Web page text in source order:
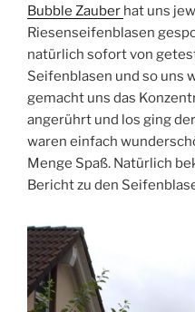
Bubble Zauber hat uns
Riesenseifenblasen
natürlich sofort von
Seifenblasen und so uns
gemacht uns das
angerührt und los ging
waren einfach
Menge Spaß. Natürlich
Bericht zu den